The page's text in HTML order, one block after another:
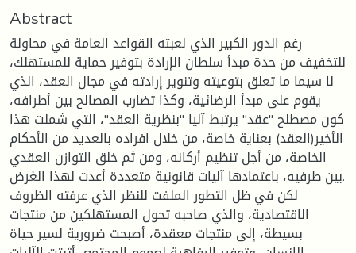
Abstract
رغم الدور الكبير الذي لعبته القواعد العامة في محاولة
للتخفيف من حدة مبدأ سلطان الإرادة بتوفير حماية للمستهلك،
لا سيما ما تعلق بتوعيته وتنوير إرادته في مجال العقد، الذي
يقوم على مبدأ الرضائية، وكذا تضارب المصالح بين أطرافه،
كون مصطلح "عقد" يرتبط آليا "بنظرية العقد"، التي شملت هذا
الأخير(العقد) بعناية خاصة، من خلال افراده بالعديد من الأحكام
الخاصة، من أجل تنظيم أركانه، ومن ثم خلق التوازن العقدي
بين طرفيه، باعتمادها آليات قانونية متعددة أعدت لهذا الغرض.
لكن في ظل التطور الملفت للنظر الذي عرفته الظروف
الاقتصادية، والذي صاحبه تحول المستهلكين من منتجات
بسيطة، إلى منتجات معقدة، أصبحت ضرورية لسير حياة